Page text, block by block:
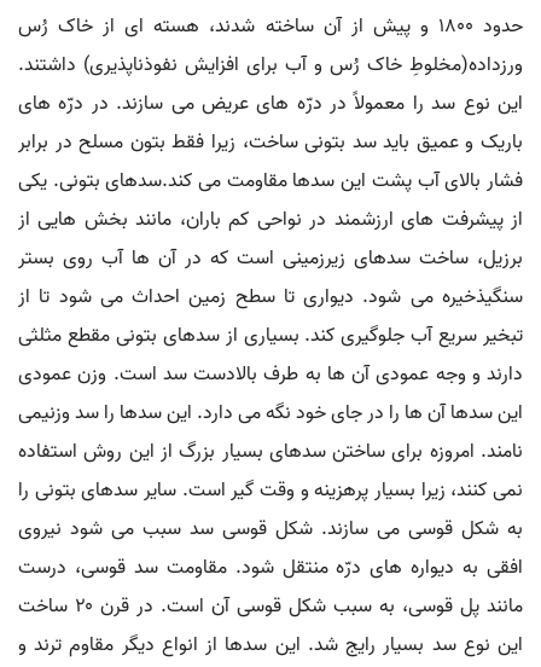
حدود ۱۸۰۰ و پیش از آن ساخته شدند، هسته ای از خاک رُس
ورزداده(مخلوطِ خاک رُس و آب برای افزایش نفوذناپذیری) داشتند.
این نوع سد را معمولاً در درّه های عریض می سازند. در درّه های
باریک و عمیق باید سد بتونی ساخت، زیرا فقط بتون مسلح در برابر
فشار بالای آب پشت این سدها مقاومت می کند.سدهای بتونی. یکی
از پیشرفت های ارزشمند در نواحی کم باران، مانند بخش هایی از
برزیل، ساخت سدهای زیرزمینی است که در آن ها آب روی بستر
سنگیذخیره می شود. دیواری تا سطح زمین احداث می شود تا از
تبخیر سریع آب جلوگیری کند. بسیاری از سدهای بتونی مقطع مثلثی
دارند و وجه عمودی آن ها به طرف بالادست سد است. وزن عمودی
این سدها آن ها را در جای خود نگه می دارد. این سدها را سد وزنیمی
نامند. امروزه برای ساختن سدهای بسیار بزرگ از این روش استفاده
نمی کنند، زیرا بسیار پرهزینه و وقت گیر است. سایر سدهای بتونی را
به شکل قوسی می سازند. شکل قوسی سد سبب می شود نیروی
افقی به دیواره های درّه منتقل شود. مقاومت سد قوسی، درست
مانند پل قوسی، به سبب شکل قوسی آن است. در قرن ۲۰ ساخت
این نوع سد بسیار رایج شد. این سدها از انواع دیگر مقاوم ترند و